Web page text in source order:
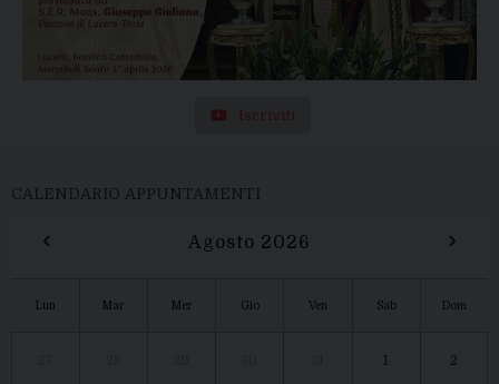
Iscriviti
CALENDARIO APPUNTAMENTI
‹ Agosto 2026 ›
Lun Mar Mer Gio Ven Sab Dom
2